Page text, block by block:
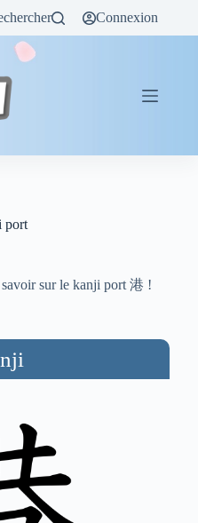
Connexion
port
sur le kanji port 港 !